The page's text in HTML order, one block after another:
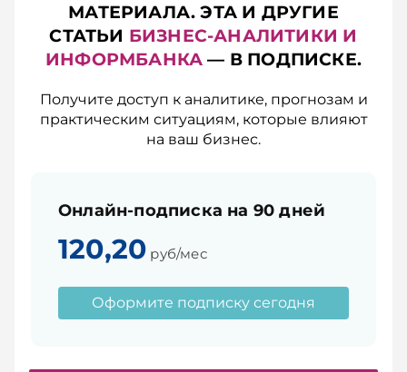
МАТЕРИАЛА. ЭТА И ДРУГИЕ
СТАТЬИ БИЗНЕС-АНАЛИТИКИ И
ИНФОРМБАНКА — В ПОДПИСКЕ.
Получите доступ к аналитике, прогнозам и
практическим ситуациям, которые влияют
на ваш бизнес.
Онлайн-подписка на 90 дней
120,20 руб/мес
Оформите подписку сегодня